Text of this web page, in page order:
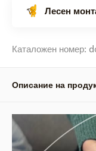
Лесен
Каталожен номер:
Описание на